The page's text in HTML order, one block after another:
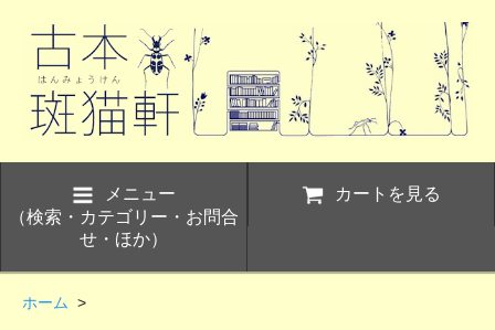
メニュー
（検索・カテゴリー・お問合
せ・ほか）
カートを見る
ホーム >